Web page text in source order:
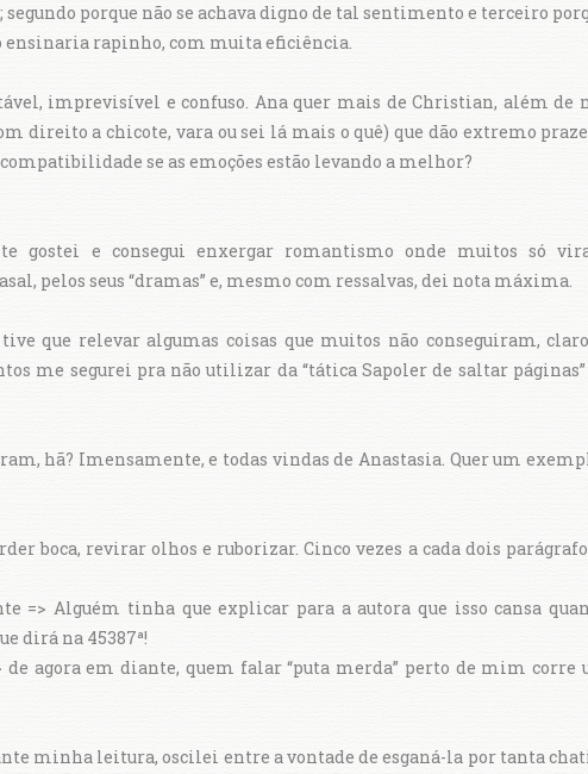
porque não se achava digno de tal sentimento e terceiro
ensinaria rapinho, com muita eficiência.
imprevisível e confuso. Ana quer mais de Christian, além de
direito a chicote, vara ou sei lá mais o quê) que dão extremo
se as emoções estão levando a melhor?
gostei e consegui enxergar romantismo onde muitos só
pelos seus “dramas” e, mesmo com ressalvas, dei nota máxima.
que relevar algumas coisas que muitos não conseguiram,
me segurei pra não utilizar da “tática Sapoler de saltar páginas”
hã? Imensamente, e todas vindas de Anastasia. Quer um
boca, revirar olhos e ruborizar. Cinco vezes a cada dois
=> Alguém tinha que explicar para a autora que isso cansa
dirá na 45387ª!
agora em diante, quem falar “puta merda” perto de mim corre
minha leitura, oscilei entre a vontade de esganá-la por tanta